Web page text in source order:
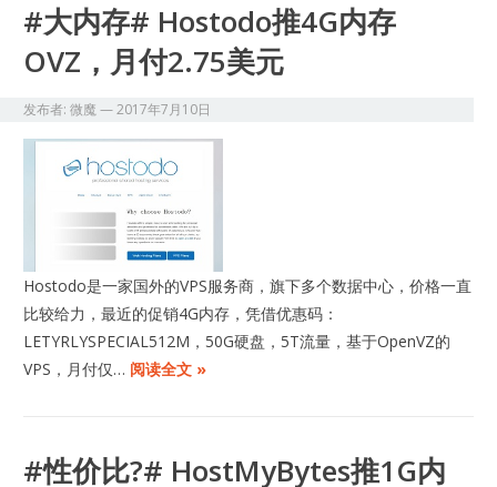
#大内存# Hostodo推4G内存
OVZ，月付2.75美元
发布者:微魔—2017年7月10日
Hostodo是一家国外的VPS服务商，旗下多个数据中心，价格一直
比较给力，最近的促销4G内存，凭借优惠码：
LETYRLYSPECIAL512M，50G硬盘，5T流量，基于OpenVZ的
VPS，月付仅… 阅读全文 »
#性价比?# HostMyBytes推1G内